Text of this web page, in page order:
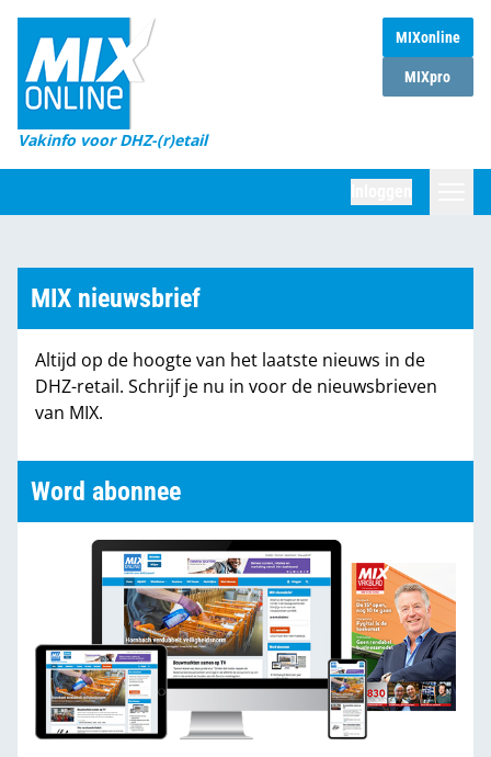
MIXonline
MIXpro
Vakinfo voor DHZ-(r)etail
Home
Magazines
DHZ Sessie
Marktcijfers
Partners
MIX nieuwsbrief
Altijd op de hoogte van het laatste nieuws in de
DHZ-retail. Schrijf je nu in voor de nieuwsbrieven
van MIX.
Word abonnee